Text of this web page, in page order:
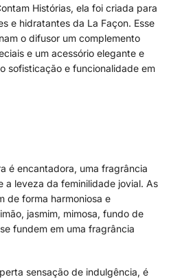
Histórias, ela foi criada para
e hidratantes da La Façon. Esse
o difusor um complemento
e um acessório elegante e
sofisticação e funcionalidade em
é encantadora, uma fragrância
a leveza da feminilidade jovial. As
de forma harmoniosa e
jasmim, mimosa, fundo de
fundem em uma fragrância
sensação de indulgência, é